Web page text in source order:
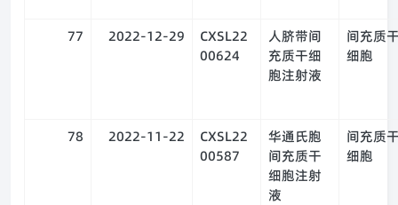
77 2022-12-29
CXSL22
00624
人脐带间
充质干细
胞注射液
间充质
细胞
78 2022-11-22
CXSL22
00587
华通氏胞
间充质干
细胞注射
液
间充质
细胞